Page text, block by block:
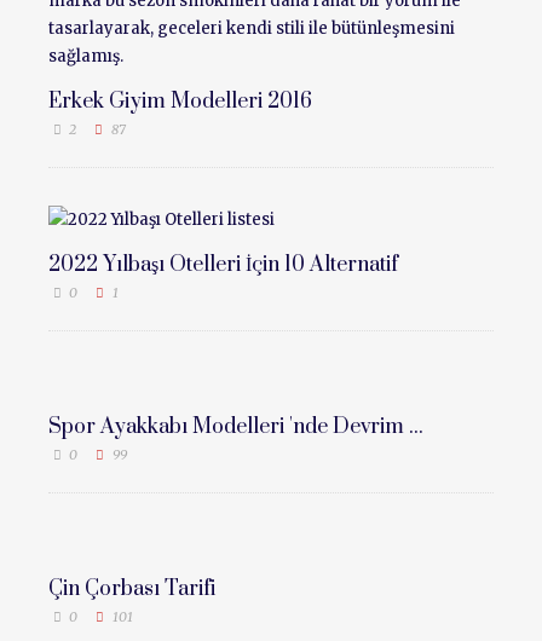
Erkek Giyim Modelleri 2016
2 87
2022 Yılbaşı Otelleri İçin 10 Alternatif
0 1
Spor Ayakkabı Modelleri 'nde Devrim ...
0 99
Çin Çorbası Tarifi
0 101